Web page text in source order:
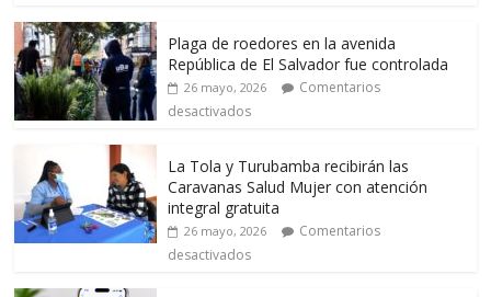
Plaga de roedores en la avenida
República de El Salvador fue controlada
26 mayo, 2026
Comentarios
desactivados
La Tola y Turubamba recibirán las
Caravanas Salud Mujer con atención
integral gratuita
26 mayo, 2026
Comentarios
desactivados